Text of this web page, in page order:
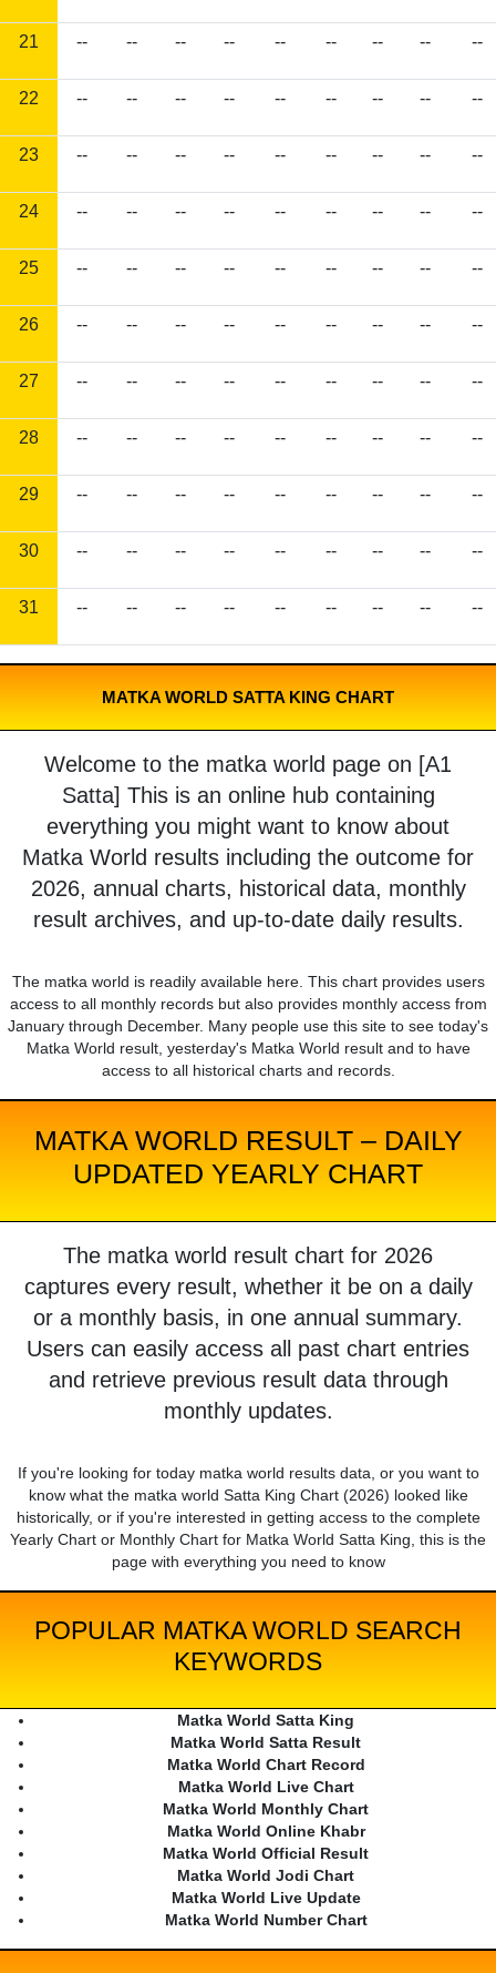
21 -- -- -- -- -- -- -- -- --
22 -- -- -- -- -- -- -- -- --
23 -- -- -- -- -- -- -- -- --
24 -- -- -- -- -- -- -- -- --
25 -- -- -- -- -- -- -- -- --
26 -- -- -- -- -- -- -- -- --
27 -- -- -- -- -- -- -- -- --
28 -- -- -- -- -- -- -- -- --
29 -- -- -- -- -- -- -- -- --
30 -- -- -- -- -- -- -- -- --
31 -- -- -- -- -- -- -- -- --
MATKA WORLD SATTA KING CHART
Welcome to the matka world page on [A1
Satta] This is an online hub containing
everything you might want to know about
Matka World results including the outcome for
2026, annual charts, historical data, monthly
result archives, and up-to-date daily results.
The matka world is readily available here. This chart provides users
access to all monthly records but also provides monthly access from
January through December. Many people use this site to see today's
Matka World result, yesterday's Matka World result and to have
access to all historical charts and records.
MATKA WORLD RESULT – DAILY
UPDATED YEARLY CHART
The matka world result chart for 2026
captures every result, whether it be on a daily
or a monthly basis, in one annual summary.
Users can easily access all past chart entries
and retrieve previous result data through
monthly updates.
If you're looking for today matka world results data, or you want to
know what the matka world Satta King Chart (2026) looked like
historically, or if you're interested in getting access to the complete
Yearly Chart or Monthly Chart for Matka World Satta King, this is the
page with everything you need to know
POPULAR MATKA WORLD SEARCH
KEYWORDS
Matka World Satta King
Matka World Satta Result
Matka World Chart Record
Matka World Live Chart
Matka World Monthly Chart
Matka World Online Khabr
Matka World Official Result
Matka World Jodi Chart
Matka World Live Update
Matka World Number Chart